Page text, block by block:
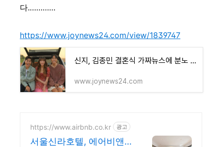
다.…………
https://www.joynews24.com/view/1839747
신지, 김종민 결혼식 가짜뉴스에 분노 "지긋지긋해, 그만 좀 해라"
www.joynews24.com
https://www.airbnb.co.kr 광고
서울신라호텔, 에어비앤